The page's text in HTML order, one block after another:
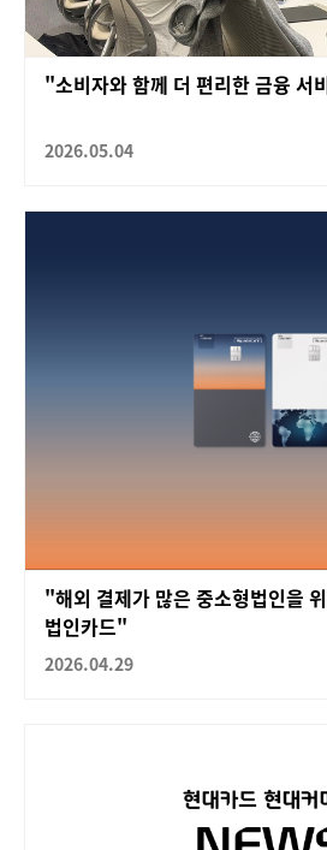
"소비자와 함께 더 편리한 금융 서
2026.05.04
"해외 결제가 많은 중소형법인을
법인카드"
2026.04.29